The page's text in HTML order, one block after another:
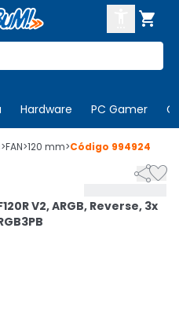

Hardware PC Gamer
SE
>FAN>120 mm>Código 994924

V2, ARGB, Reverse, 3x